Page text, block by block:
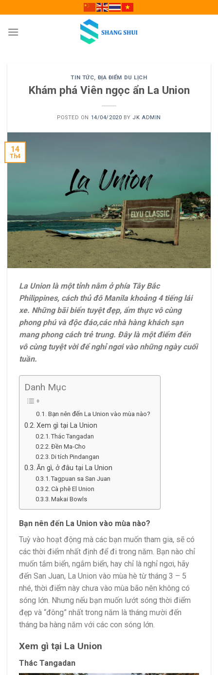
to
content
TIN TỨC, ĐỊA ĐIỂM DU LỊCH
Khám phá Viên ngọc ẩn La Union
POSTED ON 14/04/2020 BY JK ADMIN
14
Th4
La Union là một tỉnh nằm ở phía Tây Bắc
Philippines, cách thủ đô Manila khoảng 4 tiếng lái
xe. Những bãi biển tuyệt đẹp, ẩm thực vô cùng
phong phú và độc đáo,các nhà hàng khách sạn
mang phong cách trẻ trung. Đây là một điểm đến
vô cùng tuyệt vời để nghỉ ngơi vào những ngày cuối
tuần.
Danh Mục
Bạn nên đến La Union vào mùa nào?
Xem gì tại La Union
Thác Tangadan
Đền Ma-Cho
Di tích Pindangan
Ăn gì, ở đâu tại La Union
Tagpuan sa San Juan
Cà phê El Union
Makai Bowls
Bạn nên đến La Union vào mùa nào?
Tuỳ vào hoạt động mà các bạn muốn tham gia, sẽ có
các thời điểm nhất định để đi trong năm. Bạn nào chỉ
muốn tắm biển, ngắm biển, hay chỉ là nghỉ ngơi, hãy
đến San Juan, La Union vào mùa hè từ tháng 3 – 5
nhé, thời điểm này chưa vào mùa bão nên không có
sóng lớn. Nhưng nếu bạn muốn lướt sóng thời điểm
đẹp và “đông” nhất trong năm là tháng mười đến
tháng ba hàng năm với các con sóng lớn.
Xem gì tại La Union
Thác Tangadan